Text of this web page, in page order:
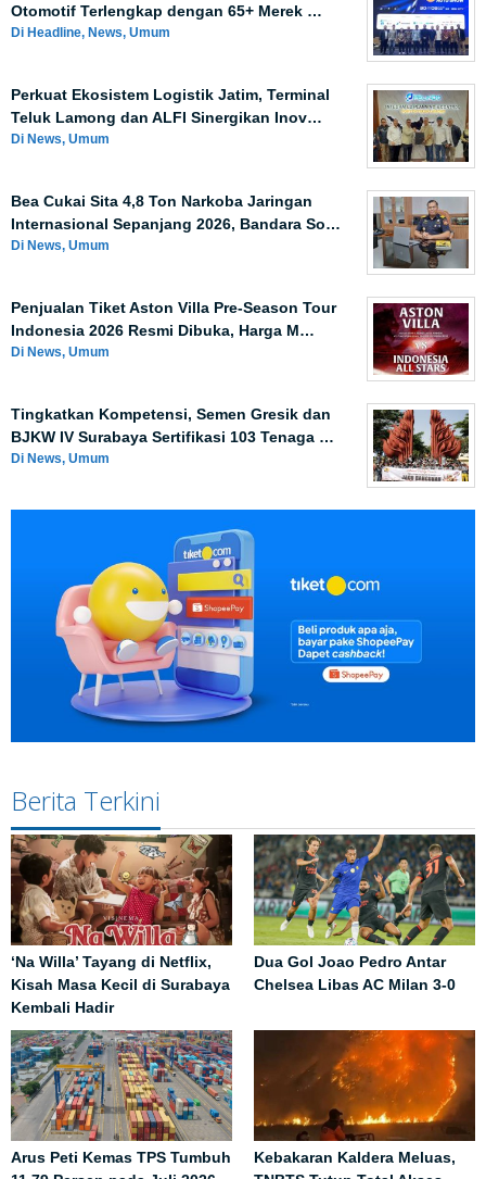
Otomotif Terlengkap dengan 65+ Merek …
Di Headline, News, Umum
Perkuat Ekosistem Logistik Jatim, Terminal
Teluk Lamong dan ALFI Sinergikan Inov…
Di News, Umum
Bea Cukai Sita 4,8 Ton Narkoba Jaringan
Internasional Sepanjang 2026, Bandara So…
Di News, Umum
Penjualan Tiket Aston Villa Pre-Season Tour
Indonesia 2026 Resmi Dibuka, Harga M…
Di News, Umum
Tingkatkan Kompetensi, Semen Gresik dan
BJKW IV Surabaya Sertifikasi 103 Tenaga …
Di News, Umum
Berita Terkini
‘Na Willa’ Tayang di Netflix,
Kisah Masa Kecil di Surabaya
Kembali Hadir
Dua Gol Joao Pedro Antar
Chelsea Libas AC Milan 3-0
Arus Peti Kemas TPS Tumbuh
Kebakaran Kaldera Meluas,